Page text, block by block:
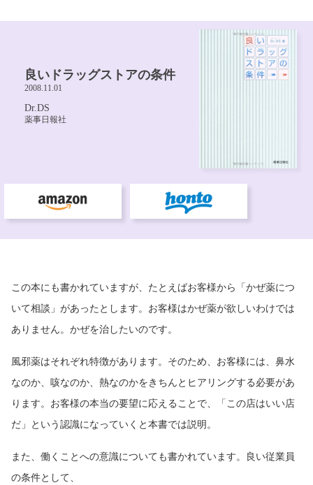
この本にも書かれていますが、たとえばお客様から「かぜ薬につ
いて相談」があったとします。お客様はかぜ薬が欲しいわけでは
ありません。かぜを治したいのです。
風邪薬はそれぞれ特徴があります。そのため、お客様には、鼻水
なのか、咳なのか、熱なのかをきちんとヒアリングする必要があ
ります。お客様の本当の要望に応えることで、「この店はいい店
だ」という認識になっていくと本書では説明。
また、働くことへの意識についても書かれています。良い従業員
の条件として、